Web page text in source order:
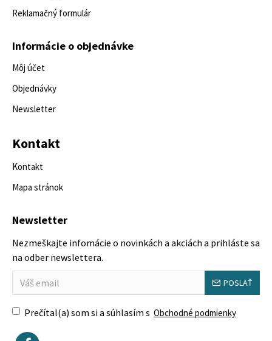
Reklamačný formulár
Informácie o objednávke
Môj účet
Objednávky
Newsletter
Kontakt
Kontakt
Mapa stránok
Newsletter
Nezmeškajte infomácie o novinkách a akciách a prihláste sa
na odber newslettera.
POSLAŤ
Prečítal(a) som si a súhlasím s Obchodné podmienky